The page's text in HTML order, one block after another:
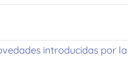
introducidas por